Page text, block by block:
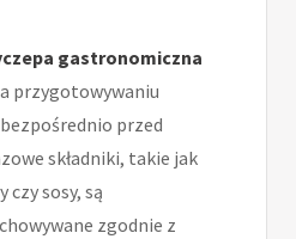
gastronomiczna
przygotowywaniu
przed
składniki, takie jak
czy sosy, są
zgodnie z